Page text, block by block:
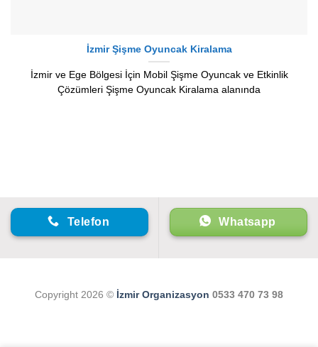
İzmir Şişme Oyuncak Kiralama
İzmir ve Ege Bölgesi İçin Mobil Şişme Oyuncak ve Etkinlik
Çözümleri Şişme Oyuncak Kiralama alanında
Telefon Whatsapp
Copyright 2026 © İzmir Organizasyon 0533 470 73 98